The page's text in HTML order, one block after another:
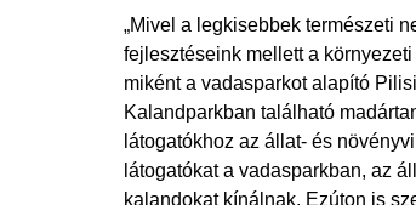
„Mivel a legkisebbek természeti
fejlesztéseink mellett a
miként a vadasparkot alapító
Kalandparkban található
látogatókhoz az állat- és
látogatókat a vadasparkban, az
kalandokat kínálnak. Ezúton is